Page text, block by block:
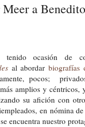
a
tenido ocasión de
al abordarbiografías
pocos;
amplios y céntricos,
su afición con
en nómina
encuentra nuestro